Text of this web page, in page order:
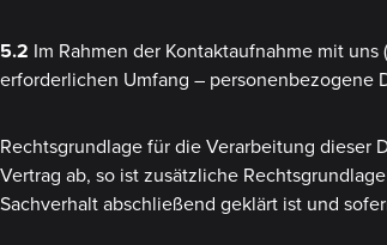
5.2 Im Rahmen der Kontaktaufnahme mit
erforderlichen Umfang – personenbezogene
Rechtsgrundlage für die Verarbeitung dieser
Vertrag ab, so ist zusätzliche
Sachverhalt abschließend geklärt ist und